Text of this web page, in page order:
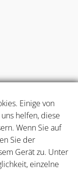
mit Soft-
von Packaging
Einige von
helfen, diese
Wenn Sie auf
Sie der
Gerät zu. Unter
einzelne